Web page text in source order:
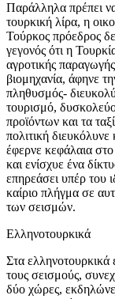
Παράλληλα πρέπει
τουρκική λίρα, η
Τούρκος πρόεδρος
γεγονός ότι η
αγροτικής
βιομηχανία, άφηνε
πληθυσμός-
τουρισμό,
προϊόντων και τα
πολιτική
έφερνε κεφάλαια
και ενίσχυε ένα
επηρεάσει υπέρ του
καίριο πλήγμα σε
των σεισμών.
Ελληνοτουρκικά
Στα ελληνοτουρκικά
τους σεισμούς,
δύο χώρες,